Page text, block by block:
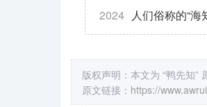
2024 人们俗称的“海
版权声明：本文为 “鸭先知”
原文链接： https://